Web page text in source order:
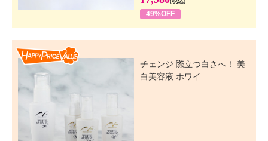
49%OFF
チェンジ 際立つ白さへ！ 美
白美容液 ホワイ...